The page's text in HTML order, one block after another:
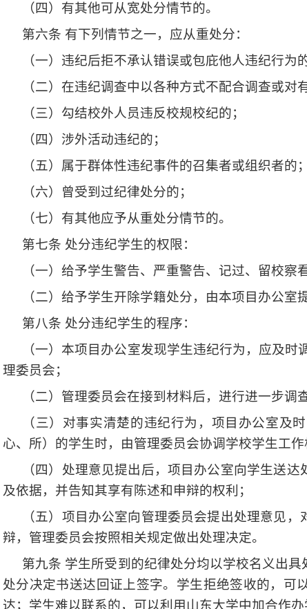
（四）有其他可从宽处分情节的。
第六条 有下列情节之一，应从重处分：
（一）违纪后拒不承认错误或包庇他人违纪行为的
（二）在违纪调查中以各种方式不配合调查或对
（三）勾结校外人员违反校规校纪的；
（四）涉外活动违纪的；
（五）属于群体性违纪事件的召集者或组织者的；
（六）曾受到过纪律处分的；
（七）有其他应予从重处分情节的。
第七条 处分违纪学生的权限：
（一）给予学生警告、严重警告、记过、留校察
（二）给予学生开除学籍处分，由本项目办公室
第八条 处分违纪学生的程序：
（一）本项目办公室发现学生违纪行为，应及时
理委员会；
（二）管理委员会在接到材料后，进行进一步调
（三）对事实清楚的违纪行为，项目办公室及
心、所）的学生时，由管理委员会协调学校学生工作
（四）处理意见提出后，项目办公室向学生送
及依据，并告知其享有陈述和申辩的权利；
（五）项目办公室向管理委员会提出处理意见
辩，管理委员会按照相关规定做出处理决定。
第九条 学生所受到的纪律处分均以学校名义出
处分决定书送达回证上签字。学生拒绝签收的，可
达；学生难以联系的，可以利用山东大学中加合作